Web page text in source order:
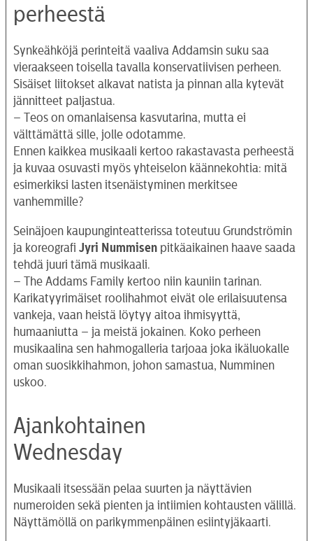
perheestä
Synkeähköjä perinteitä vaaliva Addamsin suku saa
vieraakseen toisella tavalla konservatiivisen perheen.
Sisäiset liitokset alkavat natista ja pinnan alla kytevät
jännitteet paljastua.
– Teos on omanlaisensa kasvutarina, mutta ei
välttämättä sille, jolle odotamme.
Ennen kaikkea musikaali kertoo rakastavasta perheestä
ja kuvaa osuvasti myös yhteiselon käännekohtia: mitä
esimerkiksi lasten itsenäistyminen merkitsee
vanhemmille?
Seinäjoen kaupunginteatterissa toteutuu Grundströmin
ja koreografi Jyri Nummisen pitkäaikainen haave saada
tehdä juuri tämä musikaali.
– The Addams Family kertoo niin kauniin tarinan.
Karikatyyrimäiset roolihahmot eivät ole erilaisuutensa
vankeja, vaan heistä löytyy aitoa ihmisyyttä,
humaaniutta – ja meistä jokainen. Koko perheen
musikaalina sen hahmogalleria tarjoaa joka ikäluokalle
oman suosikkihahmon, johon samastua, Numminen
uskoo.
Ajankohtainen
Wednesday
Musikaali itsessään pelaa suurten ja näyttävien
numeroiden sekä pienten ja intiimien kohtausten välillä.
Näyttämöllä on parikymmenpäinen esiintyjäkaarti.